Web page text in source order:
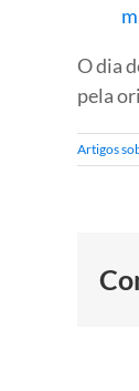
O dia
pela
Artigos